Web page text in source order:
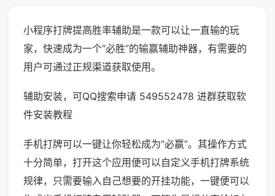
小程序打牌提高胜率辅助是一款可以让一直输的玩
家，快速成为一个“必胜”的输赢辅助神器，有需要的
用户可通过正规渠道获取使用。
辅助安装，可QQ搜索申请 549552478 进群获取软
件安装教程
手机打牌可以一键让你轻松成为“必赢”。其操作方式
十分简单，打开这个应用便可以自定义手机打牌系统
规律，只需要输入自己想要的开挂功能，一键便可以